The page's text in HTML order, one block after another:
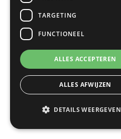
TARGETING
FUNCTIONEEL
ALLES ACCEPTEREN
ALLES AFWIJZEN
DETAILS WEERGEVEN